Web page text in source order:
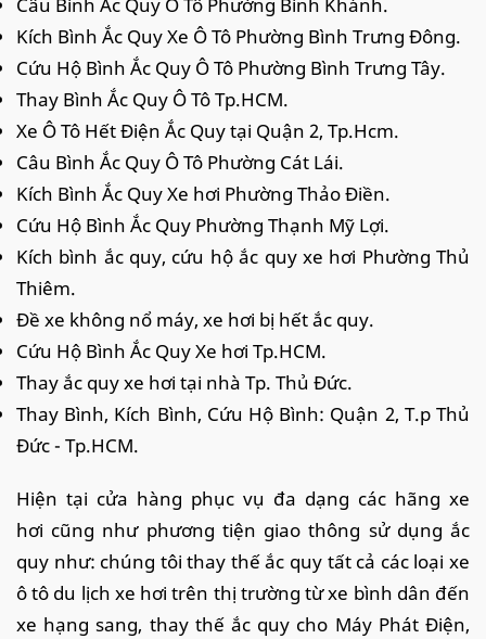
Kích Bình Ắc Quy Xe Ô Tô Phường Bình Trưng Đông.
Cứu Hộ Bình Ắc Quy Ô Tô Phường Bình Trưng Tây.
Thay Bình Ắc Quy Ô Tô Tp.HCM.
Xe Ô Tô Hết Điện Ắc Quy tại Quận 2, Tp.Hcm.
Câu Bình Ắc Quy Ô Tô Phường Cát Lái.
Kích Bình Ắc Quy Xe hơi Phường Thảo Điền.
Cứu Hộ Bình Ắc Quy Phường Thạnh Mỹ Lợi.
Kích bình ắc quy, cứu hộ ắc quy xe hơi Phường Thủ
Thiêm.
Đề xe không nổ máy, xe hơi bị hết ắc quy.
Cứu Hộ Bình Ắc Quy Xe hơi Tp.HCM.
Thay ắc quy xe hơi tại nhà Tp. Thủ Đức.
Thay Bình, Kích Bình, Cứu Hộ Bình: Quận 2, T.p Thủ
Đức - Tp.HCM.
Hiện tại cửa hàng phục vụ đa dạng các hãng xe
hơi cũng như phương tiện giao thông sử dụng ắc
quy như: chúng tôi thay thế ắc quy tất cả các loại xe
ô tô du lịch xe hơi trên thị trường từ xe bình dân đến
xe hạng sang, thay thế ắc quy cho Máy Phát Điện,